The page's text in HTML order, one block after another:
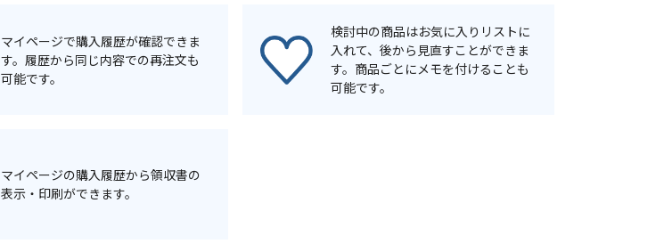
マイページで購入履歴が確認できま
す。履歴から同じ内容での再注文も
可能です。
検討中の商品はお気に入りリストに
入れて、後から見直すことができま
す。商品ごとにメモを付けることも
可能です。
マイページの購入履歴から領収書の
表示・印刷ができます。